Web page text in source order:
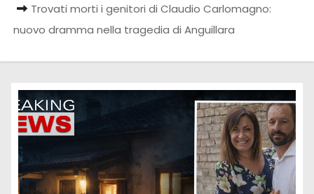
Trovati morti i genitori di Claudio Carlomagno:
nuovo dramma nella tragedia di Anguillara